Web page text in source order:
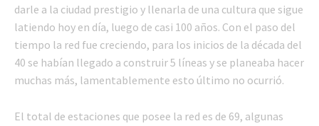
darle a la ciudad prestigio y llenarla de una cultura que sigue
latiendo hoy en día, luego de casi 100 años. Con el paso del
tiempo la red fue creciendo, para los inicios de la década del
40 se habían llegado a construir 5 líneas y se planeaba hacer
muchas más, lamentablemente esto último no ocurrió.
El total de estaciones que posee la red es de 69, algunas